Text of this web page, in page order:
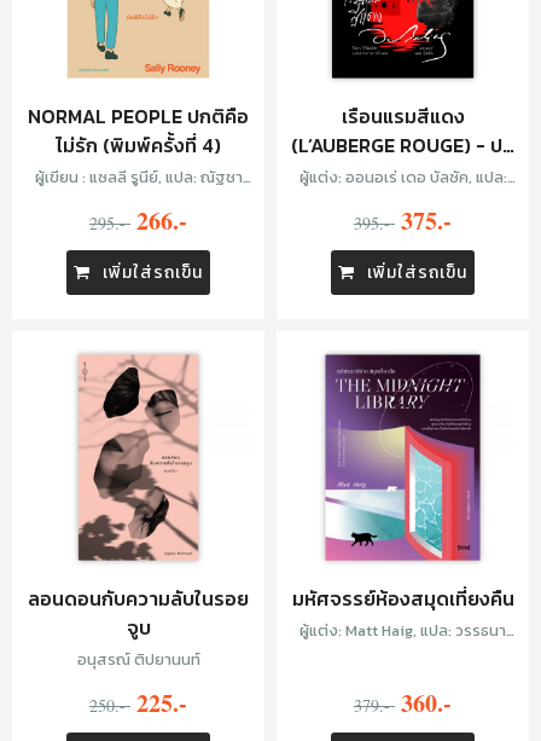
NORMAL PEOPLE ปกติคือ
ไม่รัก (พิมพ์ครั้งที่ 4)
ผู้เขียน : แซลลี รูนีย์, แปล: ณัฐชา
295.- 266.-
เพิ่มใส่รถเข็น
เรือนแรมสีแดง
(L’AUBERGE ROUGE) - ปก
แข็ง
ผู้แต่ง: ออนอเร่ เดอ บัลซัค, แปล:
395.- 375.-
เพิ่มใส่รถเข็น
ลอนดอนกับความลับในรอย
จูบ
อนุสรณ์ ติปยานนท์
250.- 225.-
มหัศจรรย์ห้องสมุดเที่ยงคืน
ผู้แต่ง: Matt Haig, แปล: วรรธนา
379.- 360.-